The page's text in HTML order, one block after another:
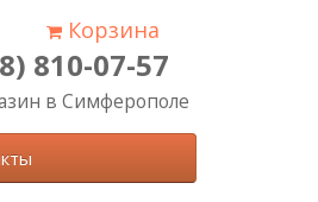
Корзина
810-07-57
в Симферополе